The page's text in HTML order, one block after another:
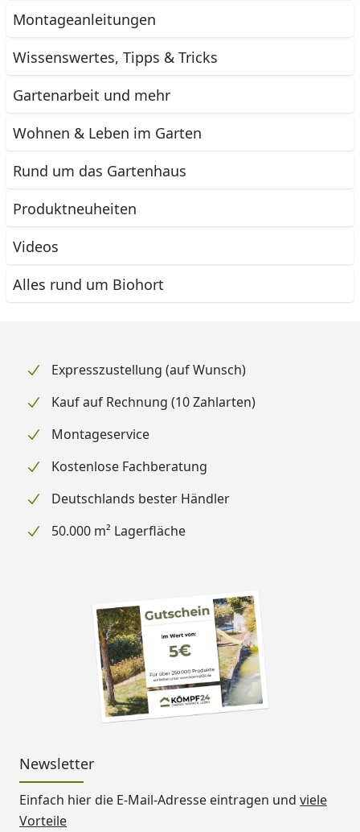
Montageanleitungen
Wissenswertes, Tipps & Tricks
Gartenarbeit und mehr
Wohnen & Leben im Garten
Rund um das Gartenhaus
Produktneuheiten
Videos
Alles rund um Biohort
Expresszustellung (auf Wunsch)
Kauf auf Rechnung (10 Zahlarten)
Montageservice
Kostenlose Fachberatung
Deutschlands bester Händler
50.000 m² Lagerfläche
Newsletter
Einfach hier die E-Mail-Adresse eintragen und viele
Vorteile